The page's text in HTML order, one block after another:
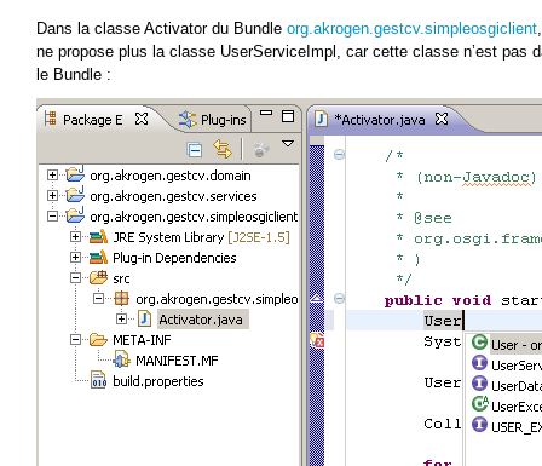
Dans la classe Activator du Bundle org.akrogen.gestcv.simpleosgiclient
ne propose plus la classe UserServiceImpl, car cette classe n’est pas
le Bundle :